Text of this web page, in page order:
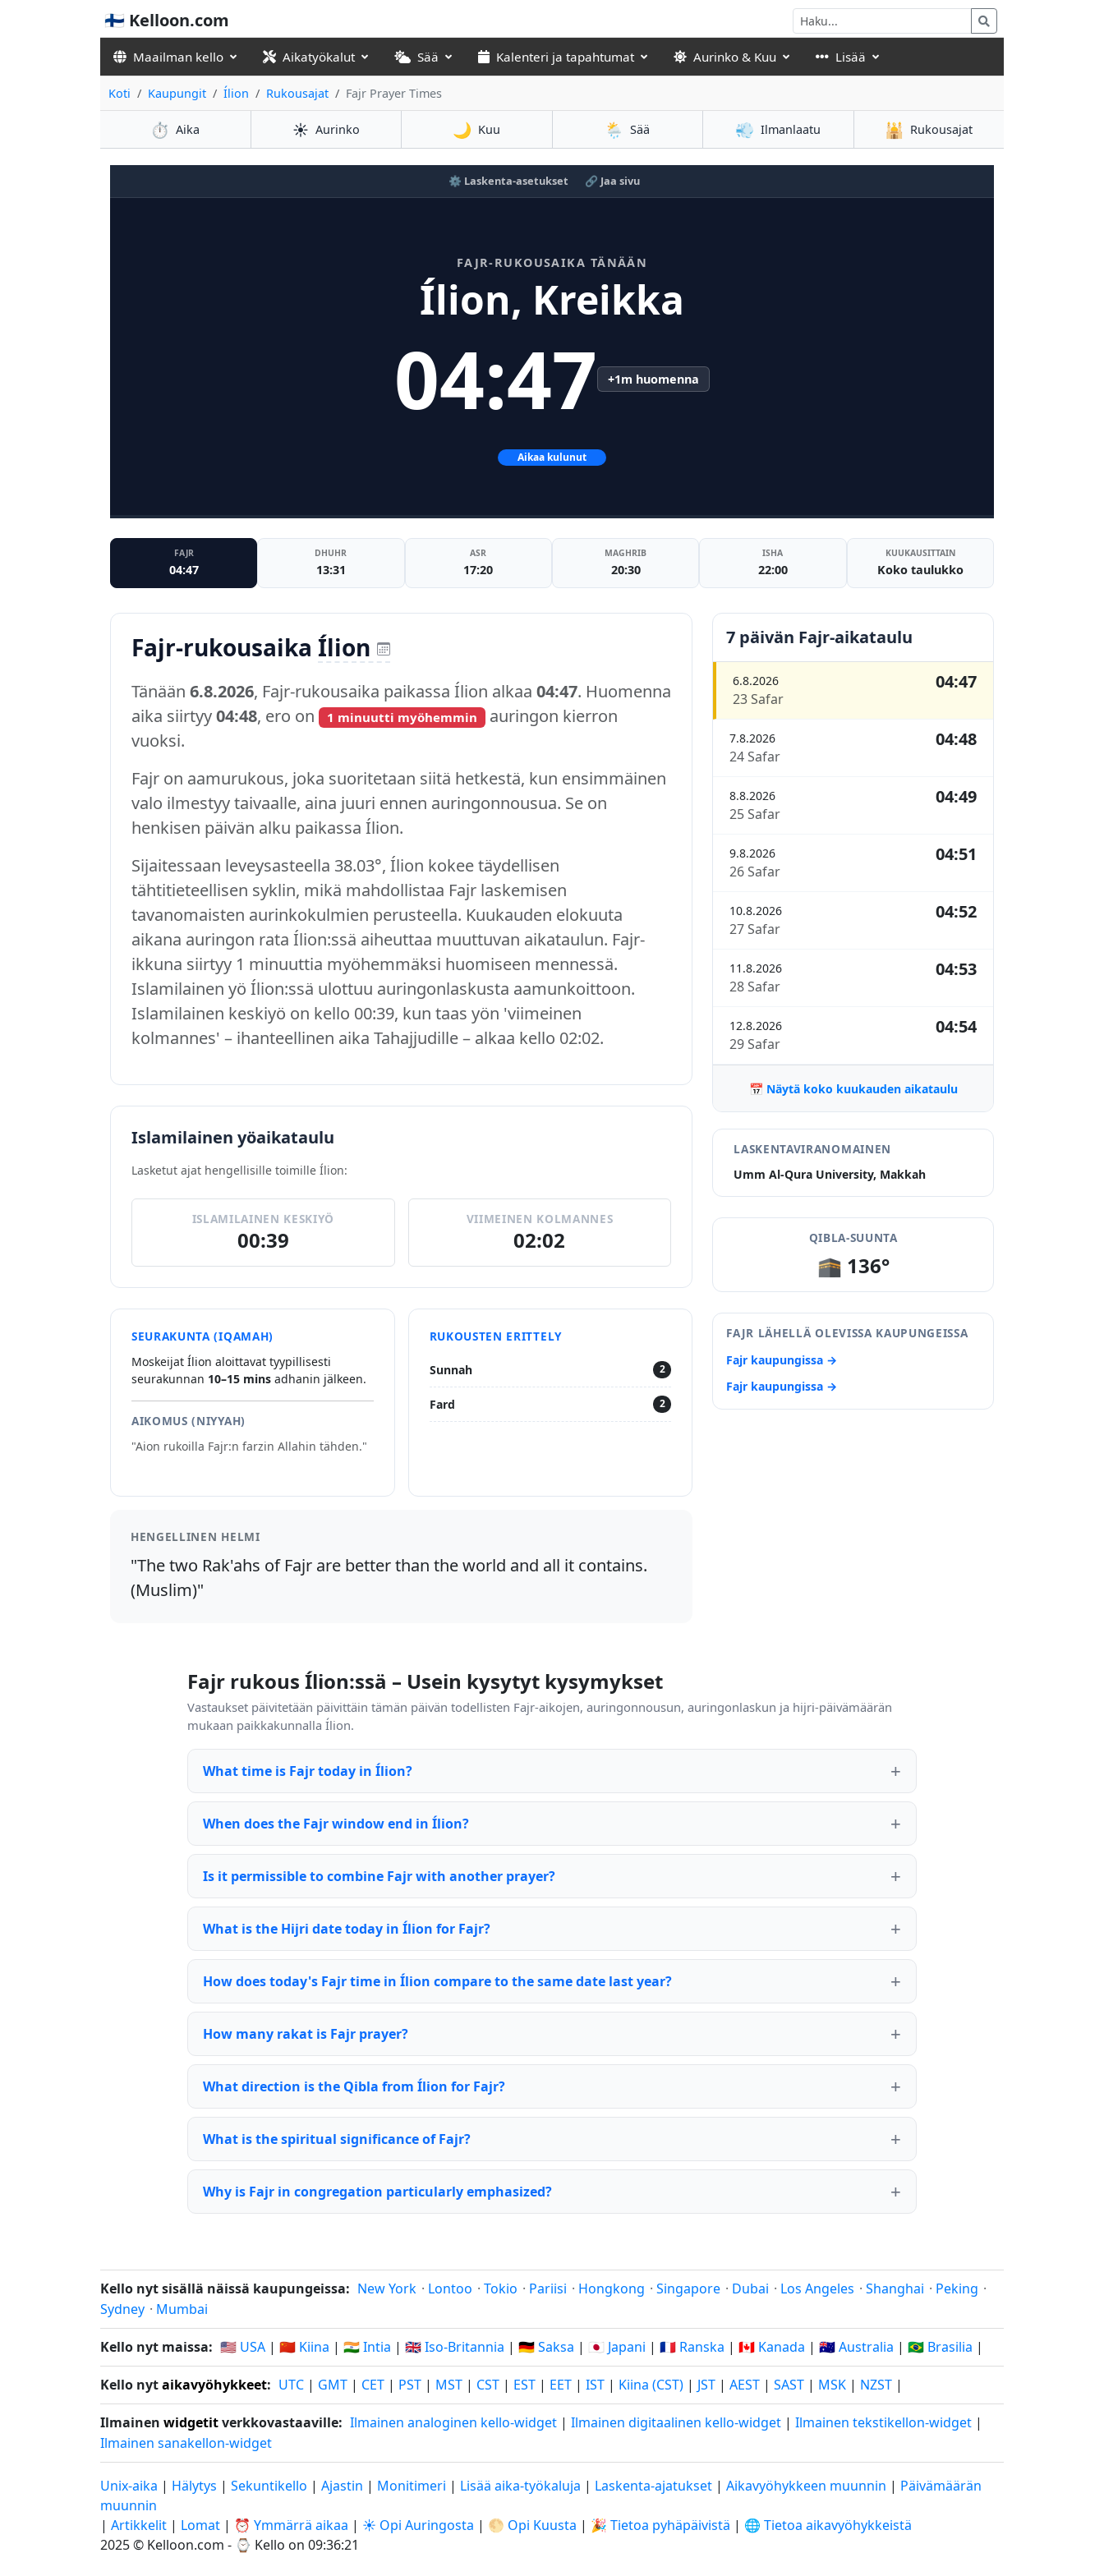
🇫🇮 Kelloon.com
Maailman kello Aikatyökalut Sää Kalenteri ja tapahtumat Aurinko & Kuu Lisää
Koti Kaupungit Ílion Rukousajat Fajr Prayer Times
⏱️ Aika ☀️ Aurinko 🌙 Kuu 🌦️ Sää 💨 Ilmanlaatu 🕌 Rukousajat
⚙️ Laskenta-asetukset 🔗 Jaa sivu
FAJR-RUKOUSAIKA TÄNÄÄN
Ílion, Kreikka
04:47 +1m huomenna
Aikaa kulunut
FAJR
04:47
DHUHR
13:31
ASR
17:20
MAGHRIB
20:30
ISHA
22:00
KUUKAUSITTAIN
Koko taulukko
Fajr-rukousaika Ílion
Tänään 6.8.2026, Fajr-rukousaika paikassa Ílion alkaa 04:47. Huomenna
aika siirtyy04:48, ero on 1 minuutti myöhemmin auringon kierron
vuoksi.
Fajr on aamurukous, joka suoritetaan siitä hetkestä, kun ensimmäinen
valo ilmestyy taivaalle, aina juuri ennen auringonnousua. Se on
henkisen päivän alku paikassa Ílion.
Sijaitessaan leveysasteella 38.03°, Ílion kokee täydellisen
tähtitieteellisen syklin, mikä mahdollistaa Fajr laskemisen
tavanomaisten aurinkokulmien perusteella. Kuukauden elokuuta
aikana auringon rata Ílion:ssä aiheuttaa muuttuvan aikataulun. Fajr-
ikkuna siirtyy 1 minuuttia myöhemmäksi huomiseen mennessä.
Islamilainen yö Ílion:ssä ulottuu auringonlaskusta aamunkoittoon.
Islamilainen keskiyö on kello 00:39, kun taas yön 'viimeinen
kolmannes' – ihanteellinen aika Tahajjudille – alkaa kello 02:02.
Islamilainen yöaikataulu
Lasketut ajat hengellisille toimille Ílion:
ISLAMILAINEN KESKIYÖ
00:39
VIIMEINEN KOLMANNES
02:02
SEURAKUNTA (IQAMAH)
Moskeijat Ílion aloittavat tyypillisesti
seurakunnan 10–15 mins adhanin jälkeen.
AIKOMUS (NIYYAH)
"Aion rukoilla Fajr:n farzin Allahin tähden."
RUKOUSTEN ERITTELY
Sunnah 2
Fard 2
HENGELLINEN HELMI
"The two Rak'ahs of Fajr are better than the world and all it contains.
(Muslim)"
7 päivän Fajr-aikataulu
6.8.2026
23 Safar
04:47
7.8.2026
24 Safar
04:48
8.8.2026
25 Safar
04:49
9.8.2026
26 Safar
04:51
10.8.2026
27 Safar
04:52
11.8.2026
28 Safar
04:53
12.8.2026
29 Safar
04:54
📅 Näytä koko kuukauden aikataulu
LASKENTAVIRANOMAINEN
Umm Al-Qura University, Makkah
QIBLA-SUUNTA
🕋 136°
FAJR LÄHELLÄ OLEVISSA KAUPUNGEISSA
Fajr kaupungissa →
Fajr kaupungissa →
Fajr rukous Ílion:ssä – Usein kysytyt kysymykset
Vastaukset päivitetään päivittäin tämän päivän todellisten Fajr-aikojen, auringonnousun, auringonlaskun ja hijri-päivämäärän
mukaan paikkakunnalla Ílion.
What time is Fajr today in Ílion?
When does the Fajr window end in Ílion?
Is it permissible to combine Fajr with another prayer?
What is the Hijri date today in Ílion for Fajr?
How does today's Fajr time in Ílion compare to the same date last year?
How many rakat is Fajr prayer?
What direction is the Qibla from Ílion for Fajr?
What is the spiritual significance of Fajr?
Why is Fajr in congregation particularly emphasized?
Kello nyt sisällä näissä kaupungeissa: New York · Lontoo · Tokio · Pariisi · Hongkong · Singapore · Dubai · Los Angeles · Shanghai · Peking ·
Sydney · Mumbai
Kello nyt maissa: 🇺🇸 USA | 🇨🇳 Kiina | 🇮🇳 Intia | 🇬🇧 Iso-Britannia | 🇩🇪 Saksa | 🇯🇵 Japani | 🇫🇷 Ranska | 🇨🇦 Kanada | 🇦🇺 Australia | 🇧🇷 Brasilia |
Kello nytaikavyöhykkeet: UTC | GMT | CET | PST | MST | CST | EST | EET | IST | Kiina (CST) | JST | AEST | SAST | MSK | NZST |
Ilmainen widgetitverkkovastaaville: Ilmainen analoginen kello-widget | Ilmainen digitaalinen kello-widget | Ilmainen tekstikellon-widget |
Ilmainen sanakellon-widget
Unix-aika | Hälytys | Sekuntikello | Ajastin | Monitimeri | Lisää aika-työkaluja | Laskenta-ajatukset | Aikavyöhykkeen muunnin | Päivämäärän
muunnin
| Artikkelit | Lomat | ⏰ Ymmärrä aikaa | ☀️ Opi Auringosta | 🌕 Opi Kuusta | 🎉 Tietoa pyhäpäivistä | 🌐 Tietoa aikavyöhykkeistä
2025 © Kelloon.com - ⌚ Kello on 09:36:22